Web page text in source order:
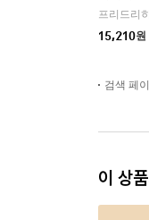
15,210원
검색 페
이 상